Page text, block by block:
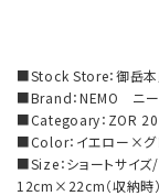
■Stock Store：御岳
■Brand：NEMO ニ
■Categoary：ZOR
■Color：イエロー×グ
■Size：ショートサイ
12cm×22cm（収納時）